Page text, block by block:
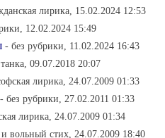
лирика, 15.02.2024 12:53
12.02.2024 15:49
- без рубрики, 11.02.2024 16:43
09.07.2018 20:07
лирика, 24.07.2009 01:33
- без рубрики, 27.02.2011 01:33
лирика, 24.07.2009 01:34
вольный стих, 24.07.2009 18:40